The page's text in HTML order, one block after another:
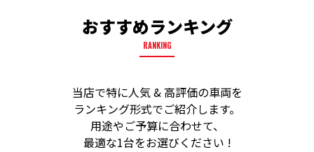
おすすめランキング
RANKING
当店で特に人気 & 高評価の車両を
ランキング形式でご紹介します。
用途やご予算に合わせて、
最適な1台をお選びください !